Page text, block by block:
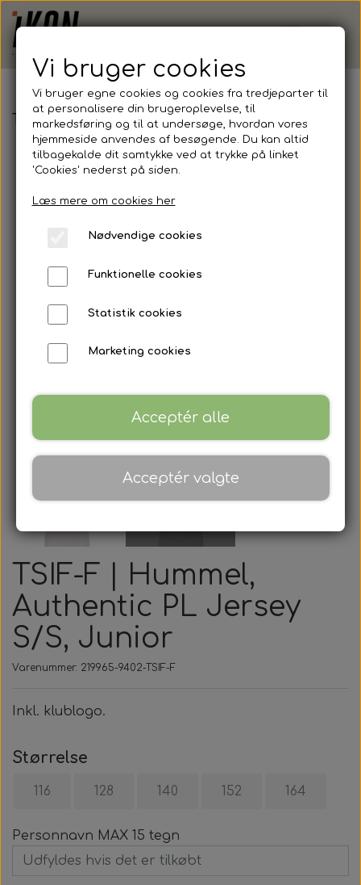
TSIF-F | Hummel, Authentic PL Jersey S/S,
TSIF-F | Hummel,
Authentic PL Jersey
S/S, Junior
Varenummer: 219965-9402-TSIF-F
Inkl. klublogo.
Størrelse
116 128 140 152 164
Personnavn MAX 15 tegn
Vi bruger cookies
Vi bruger egne cookies og cookies fra tredjeparter til
at personalisere din brugeroplevelse, til
markedsføring og til at undersøge, hvordan vores
hjemmeside anvendes af besøgende. Du kan altid
tilbagekalde dit samtykke ved at trykke på linket
'Cookies' nederst på siden.
Læs mere om cookies her
Nødvendige cookies
Funktionelle cookies
Statistik cookies
Marketing cookies
Acceptér alle
Acceptér valgte